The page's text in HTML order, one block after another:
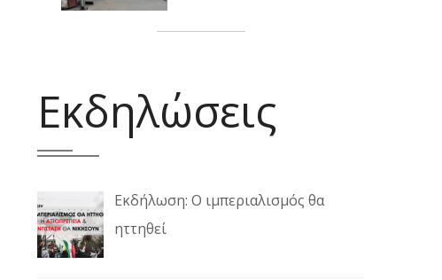
Εκδηλώσεις
Εκδήλωση: Ο ιμπεριαλισμός θα
ηττηθεί